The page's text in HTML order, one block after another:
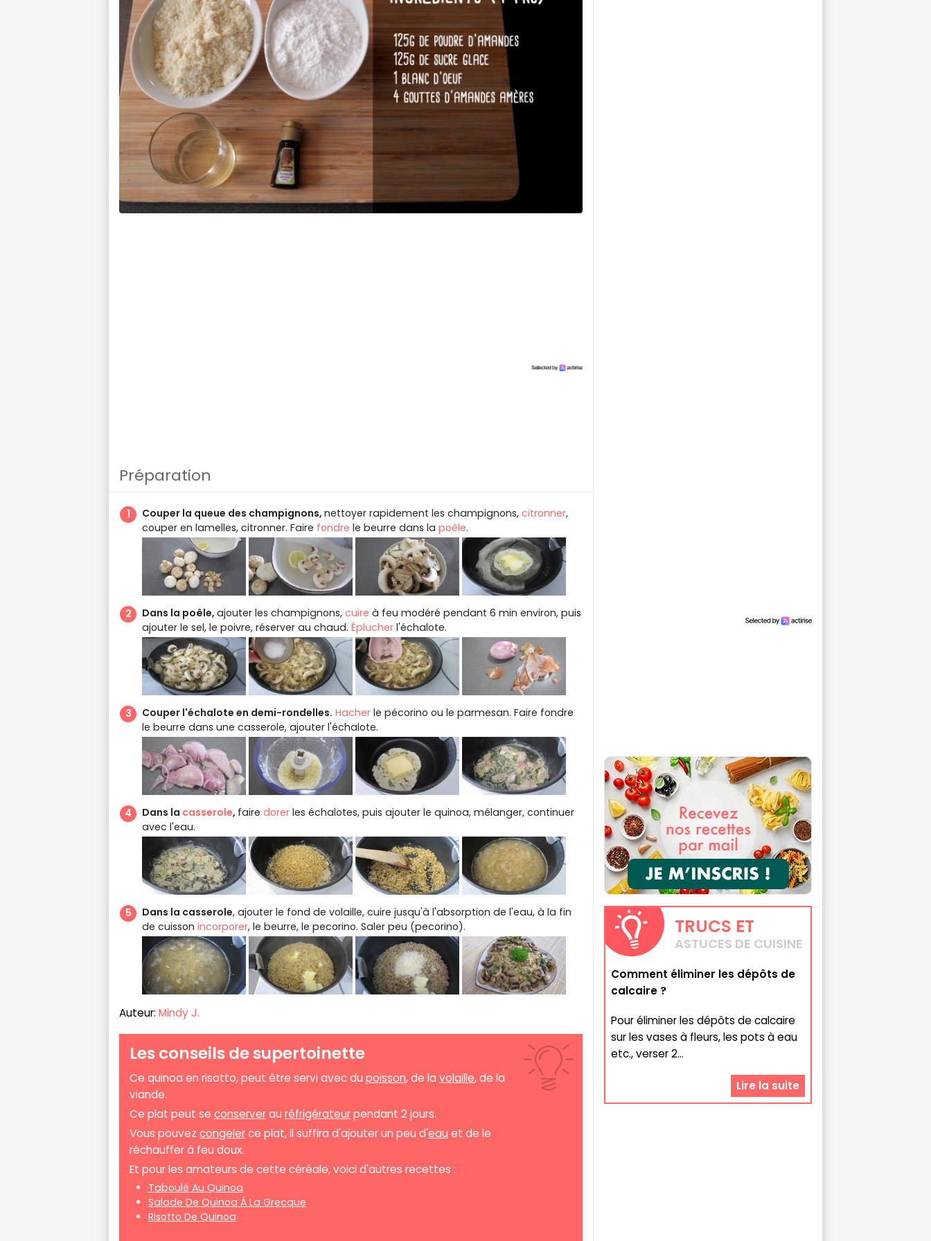
Préparation
Couper la queue des champignons, nettoyer rapidement les champignons, citronner,
couper en lamelles, citronner. Faire fondre le beurre dans la poêle.
Dans la poêle, ajouter les champignons, cuire à feu modéré pendant 6 min environ, puis
ajouter le sel, le poivre, réserver au chaud. Éplucher l'échalote.
Couper l'échalote en demi-rondelles. Hacher le pécorino ou le parmesan. Faire fondre
le beurre dans une casserole, ajouter l'échalote.
Dans la casserole, faire dorer les échalotes, puis ajouter le quinoa, mélanger, continuer
avec l'eau.
Dans la casserole, ajouter le fond de volaille, cuire jusqu'à l'absorption de l'eau, à la fin
de cuisson incorporer, le beurre, le pecorino. Saler peu (pecorino).
Auteur: Mindy J.
Les conseils de supertoinette
Ce quinoa en risotto, peut être servi avec du poisson, de la volaille, de la
viande.
Ce plat peut se conserverau réfrigérateurpendant 2 jours.
Vous pouvez congelerce plat, il suffira d'ajouter un peu d'eau et de le
réchauffer à feu doux.
Et pour les amateurs de cette céréale, voici d'autres recettes :
Taboulé Au Quinoa
Salade De Quinoa À La Grecque
Risotto De Quinoa
TRUCS ET
ASTUCES DE CUISINE
Comment éliminer les dépôts de
calcaire ?
Pour éliminer les dépôts de calcaire
sur les vases à fleurs, les pots à eau
etc., verser 2...
Lire la suite